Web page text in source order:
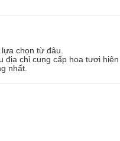
chọn từ đâu.
địa chỉ cung cấp hoa tươi hiện
nhất.